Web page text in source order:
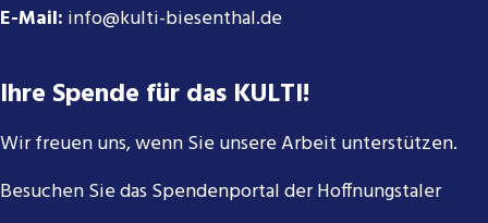
E-Mail: info@kulti-biesenthal.de
Ihre Spende für das KULTI!
Wir freuen uns, wenn Sie unsere Arbeit unterstützen.
Besuchen Sie das Spendenportal der Hoffnungstaler